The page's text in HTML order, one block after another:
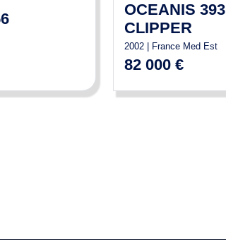
OCEANIS 393
CLIPPER
2002 | France Med Est
82 000 €